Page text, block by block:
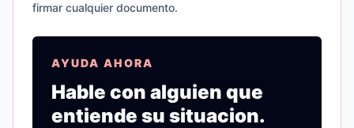
firmar cualquier documento.
AYUDA AHORA
Hable con alguien que
entiende su situacion.